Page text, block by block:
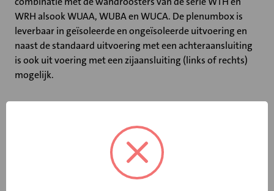
WRH alsook WUAA, WUBA en WUCA. De plenumbox is
leverbaar in geïsoleerde en ongeïsoleerde uitvoering en
naast de standaard uitvoering met een achteraansluiting
is ook uit voering met een zijaansluiting (links of rechts)
mogelijk.
425